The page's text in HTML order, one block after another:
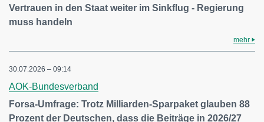
Vertrauen in den Staat weiter im Sinkflug - Regierung
muss handeln
mehr
30.07.2026 – 09:14
AOK-Bundesverband
Forsa-Umfrage: Trotz Milliarden-Sparpaket glauben 88
Prozent der Deutschen, dass die Beiträge in 2026/27